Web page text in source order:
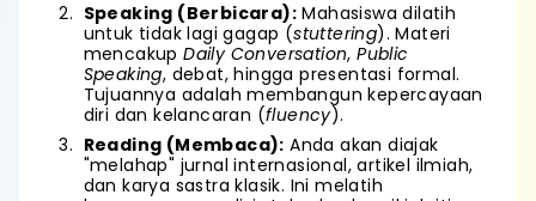
Speaking (Berbicara): Mahasiswa dilatih
untuk tidak lagi gagap (stuttering). Materi
mencakupDaily Conversation,Public
Speaking, debat, hingga presentasi formal.
Tujuannya adalah membangun kepercayaan
diri dan kelancaran (fluency).
Reading (Membaca): Anda akan diajak
"melahap" jurnal internasional, artikel ilmiah,
dan karya sastra klasik. Ini melatih